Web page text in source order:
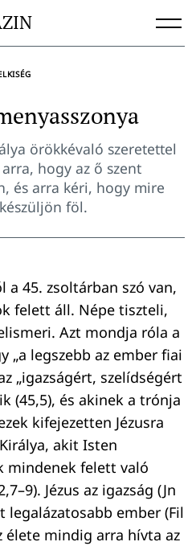
örökkévaló szeretettel
hogy az ő szent
és arra kéri, hogy mire
föl.
a 45. zsoltárban szó van,
felett áll. Népe tiszteli,
Azt mondja róla a
„a legszebb az ember fiai
„igazságért, szelídségért
(45,5), és akinek a trónja
kifejezetten Jézusra
akit Isten
mindenek felett való
Jézus az igazság (Jn
legalázatosabb ember (Fil
élete mindig arra hívta az